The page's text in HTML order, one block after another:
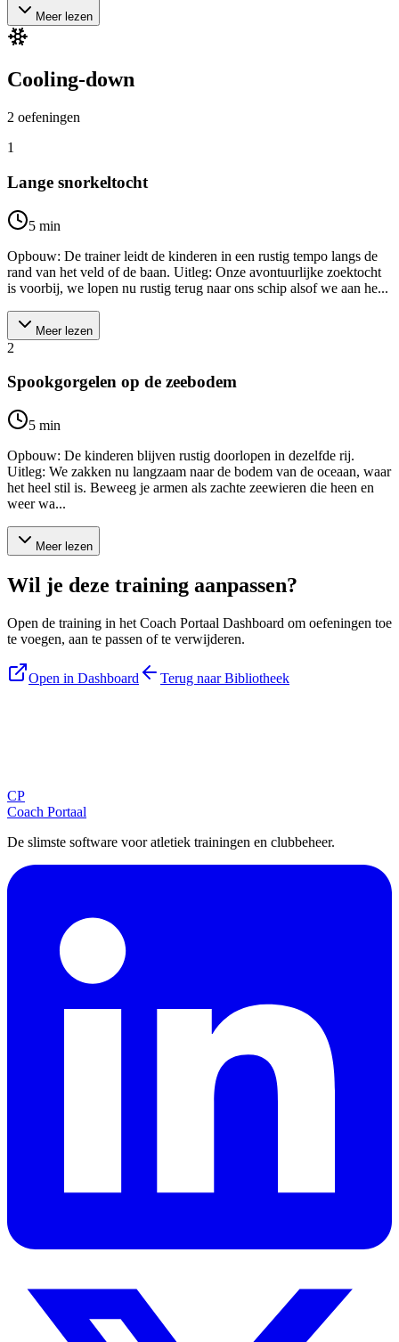
Meer lezen
Cooling-down
2 oefeningen
1
Lange snorkeltocht
5 min
Opbouw: De trainer leidt de kinderen in een rustig tempo langs de
rand van het veld of de baan. Uitleg: Onze avontuurlijke zoektocht
is voorbij, we lopen nu rustig terug naar ons schip alsof we aan he...
Meer lezen
2
Spookgorgelen op de zeebodem
5 min
Opbouw: De kinderen blijven rustig doorlopen in dezelfde rij.
Uitleg: We zakken nu langzaam naar de bodem van de oceaan, waar
het heel stil is. Beweeg je armen als zachte zeewieren die heen en
weer wa...
Meer lezen
Wil je deze training aanpassen?
Open de training in het Coach Portaal Dashboard om oefeningen toe
te voegen, aan te passen of te verwijderen.
Open in Dashboard Terug naar Bibliotheek
CP
Coach Portaal
De slimste software voor atletiek trainingen en clubbeheer.